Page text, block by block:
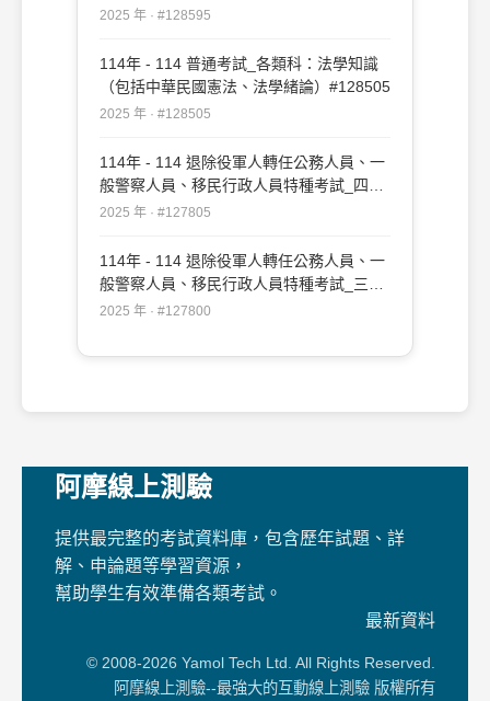
公職護理師、公職食品技師、公職醫事檢驗
2025 年 · #128595
114年 - 114 普通考試_各類科：法學知識
（包括中華民國憲法、法學緒論）#128505
2025 年 · #128505
114年 - 114 退除役軍人轉任公務人員、一
般警察人員、移民行政人員特種考試_四等
_各類科、消防警察人員、移民行政：法學
#127805
2025 年 · #127805
114年 - 114 退除役軍人轉任公務人員、一
般警察人員、移民行政人員特種考試_三等
_各類科、各類別、移民行政：法學知識
2025 年 · #127800
阿摩線上測驗
提供最完整的考試資料庫，包含歷年試題、詳
解、申論題等學習資源，
幫助學生有效準備各類考試。
最新資料
© 2008-2026 Yamol Tech Ltd. All Rights Reserved.
阿摩線上測驗--最強大的互動線上測驗 版權所有